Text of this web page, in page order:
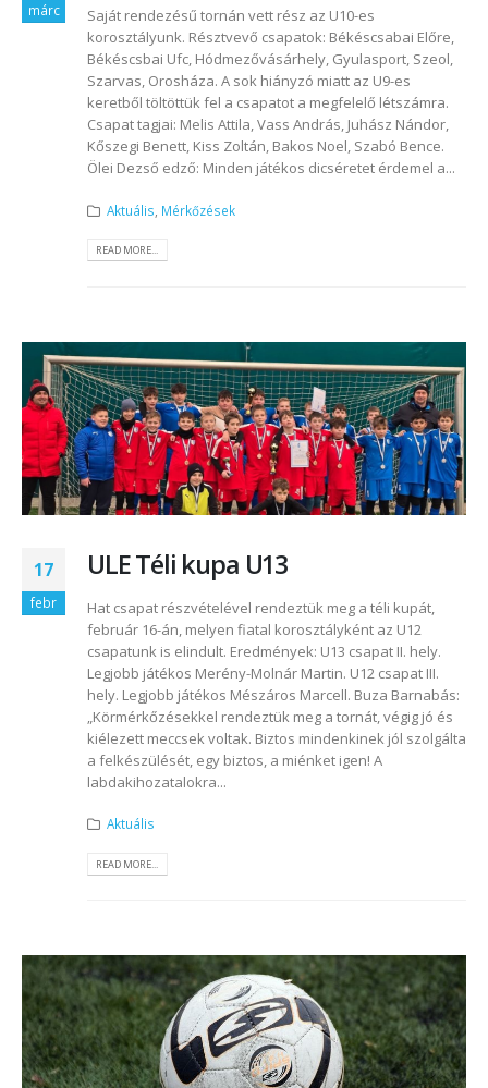
márc
Saját rendezésű tornán vett rész az U10-es
korosztályunk. Résztvevő csapatok: Békéscsabai Előre,
Békéscsbai Ufc, Hódmezővásárhely, Gyulasport, Szeol,
Szarvas, Orosháza. A sok hiányzó miatt az U9-es
keretből töltöttük fel a csapatot a megfelelő létszámra.
Csapat tagjai: Melis Attila, Vass András, Juhász Nándor,
Kőszegi Benett, Kiss Zoltán, Bakos Noel, Szabó Bence.
Ölei Dezső edző: Minden játékos dicséretet érdemel a...
Aktuális Mérkőzések
READ MORE...
17
febr
ULE Téli kupa U13
Hat csapat részvételével rendeztük meg a téli kupát,
február 16-án, melyen fiatal korosztályként az U12
csapatunk is elindult. Eredmények: U13 csapat II. hely.
Legjobb játékos Merény-Molnár Martin. U12 csapat III.
hely. Legjobb játékos Mészáros Marcell. Buza Barnabás:
„Körmérkőzésekkel rendeztük meg a tornát, végig jó és
kiélezett meccsek voltak. Biztos mindenkinek jól szolgálta
a felkészülését, egy biztos, a miénket igen! A
labdakihozatalokra...
Aktuális
READ MORE...